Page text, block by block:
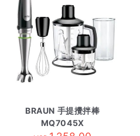
BRAUN 手提攪拌棒
MQ7045X